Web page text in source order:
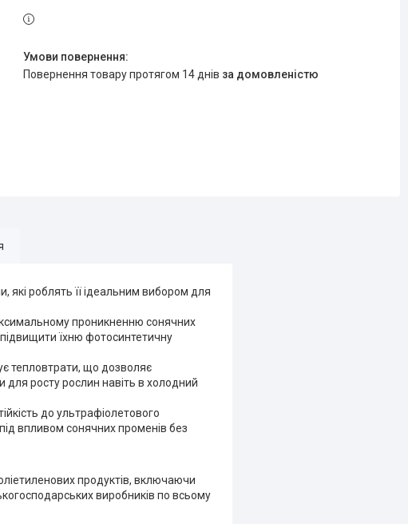
повернення товару протягом 14 днів за домовленістю
які роблять її ідеальним вибором для
проникненню сонячних
їхню фотосинтетичну
тепловтрати, що дозволяє
росту рослин навіть в холодний
до ультрафіолетового
впливом сонячних променів без
продуктів, включаючи
виробників по всьому